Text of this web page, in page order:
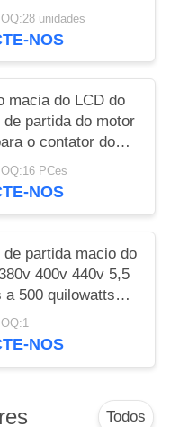
o motor protege
unidades
NOS
macia do LCD do
de partida do motor
o contator do
motor de indução
PCes
NOS
de partida macio do
400v 440v 5,5
a 500 quilowatts
no contator do
NOS
Todos